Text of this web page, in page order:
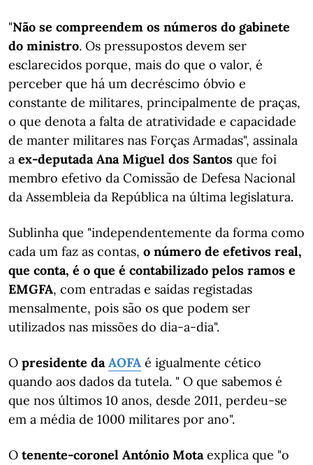
"Não se compreendem os números do gabinete
do ministro. Os pressupostos devem ser
esclarecidos porque, mais do que o valor, é
perceber que há um decréscimo óbvio e
constante de militares, principalmente de praças,
o que denota a falta de atratividade e capacidade
de manter militares nas Forças Armadas", assinala
a ex-deputada Ana Miguel dos Santos que foi
membro efetivo da Comissão de Defesa Nacional
da Assembleia da República na última legislatura.
Sublinha que "independentemente da forma como
cada um faz as contas, o número de efetivos real,
que conta, é o que é contabilizado pelos ramos e
EMGFA, com entradas e saídas registadas
mensalmente, pois são os que podem ser
utilizados nas missões do dia-a-dia".
O presidente daAOFA é igualmente cético
quando aos dados da tutela. " O que sabemos é
que nos últimos 10 anos, desde 2011, perdeu-se
em a média de 1000 militares por ano".
O tenente-coronel António Motaexplica que "o